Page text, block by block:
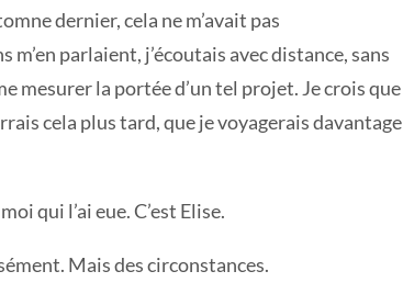
dernier, cela ne m’avait pas
parlaient, j’écoutais avec distance, sans
mesurer la portée d’un tel projet. Je crois que
cela plus tard, que je voyagerais davantage
qui l’ai eue. C’est Elise.
Mais des circonstances.